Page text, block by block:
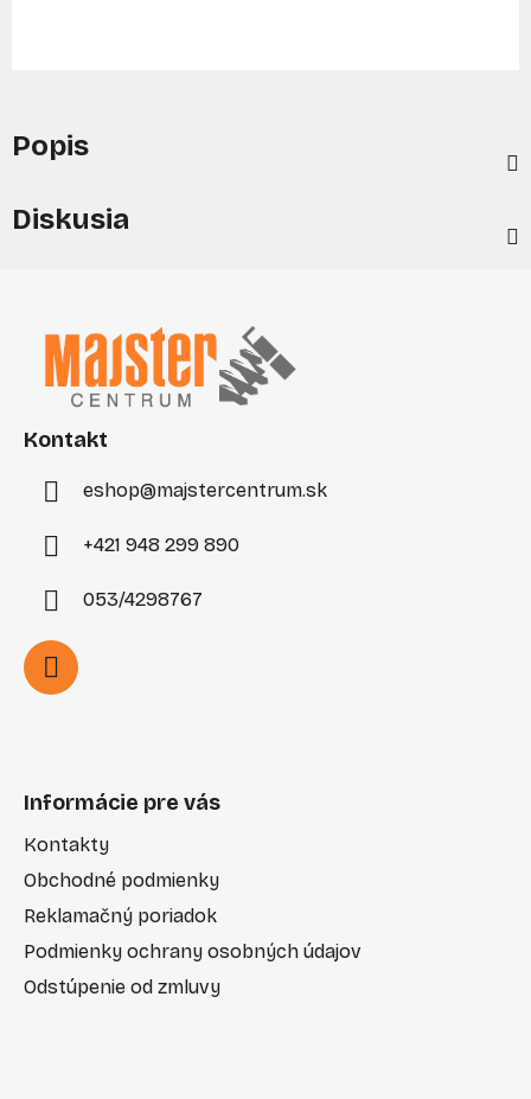
Popis
Diskusia
Kontakt
eshop@majstercentrum.sk
+421 948 299 890
053/4298767
Informácie pre vás
Kontakty
Obchodné podmienky
Reklamačný poriadok
Podmienky ochrany osobných údajov
Odstúpenie od zmluvy